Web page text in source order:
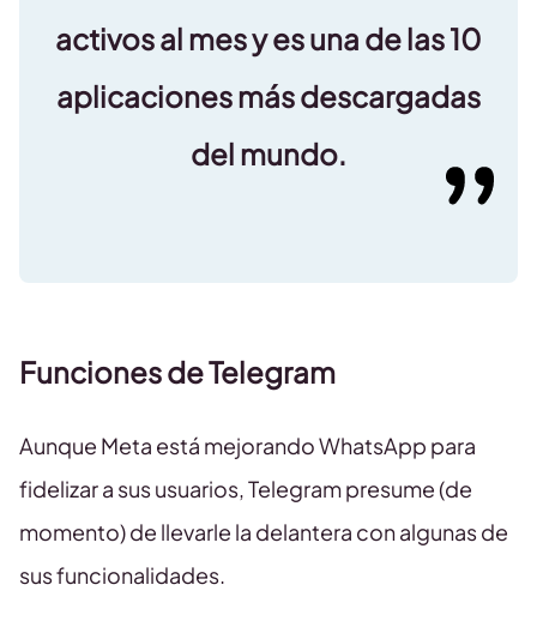
activos al mes y es una de las 10
aplicaciones más descargadas
del mundo.
Funciones de Telegram
Aunque Meta está mejorando WhatsApp para
fidelizar a sus usuarios, Telegram presume (de
momento) de llevarle la delantera con algunas de
sus funcionalidades.